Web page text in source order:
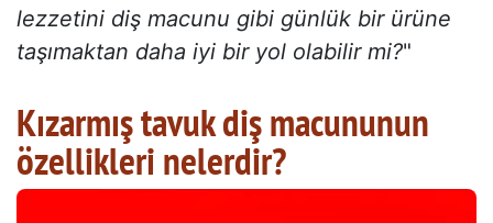
lezzetini diş macunu gibi günlük bir ürüne
taşımaktan daha iyi bir yol olabilir mi?"
Kızarmış tavuk diş macununun
özellikleri nelerdir?